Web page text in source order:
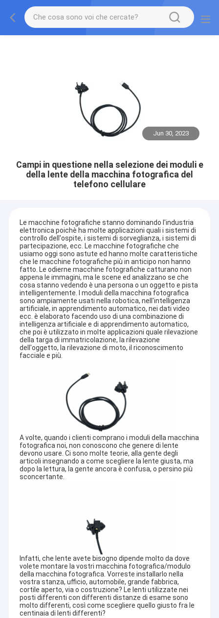
Jun 30, 2023
Campi in questione nella selezione dei moduli e
della lente della macchina fotografica del
telefono cellulare
Le macchine fotografiche stanno dominando l'industria
elettronica poichè ha molte applicazioni quali i sistemi di
controllo dell'ospite, i sistemi di sorveglianza, i sistemi di
partecipazione, ecc. Le macchine fotografiche che
usiamo oggi sono astute ed hanno molte caratteristiche
che le macchine fotografiche più in anticipo non hanno
fatto. Le odierne macchine fotografiche catturano non
appena le immagini, ma le scene ed analizzano se che
cosa stanno vedendo è una persona o un oggetto e pista
intelligentemente. I moduli della macchina fotografica
sono ampiamente usati nella robotica, nell'intelligenza
artificiale, in apprendimento automatico, nei dati video
ecc. è elaborato facendo uso di una combinazione di
intelligenza artificiale e di apprendimento automatico,
che poi è utilizzato in molte applicazioni quale rilevazione
della targa di immatricolazione, la rilevazione
dell'oggetto, la rilevazione di moto, il riconoscimento
facciale e più.
A volte, quando i clienti comprano i moduli della macchina
fotografica noi, non conoscono che genere di lente
devono usare. Ci sono molte teorie, alla gente degli
articoli insegnando a come scegliere la lente giusta, ma
dopo la lettura, la gente ancora è confusa, o persino più
sconcertante.
Infatti, che lente avete bisogno dipende molto da dove
volete montare la vostri macchina fotografica/modulo
della macchina fotografica. Vorreste installarlo nella
vostra stanza, ufficio, automobile, grande fabbrica,
cortile aperto, via o costruzione? Le lenti utilizzate nei
posti differenti con differenti distanze di esame sono
molto differenti, così come scegliere quello giusto fra le
centinaia di lenti differenti?